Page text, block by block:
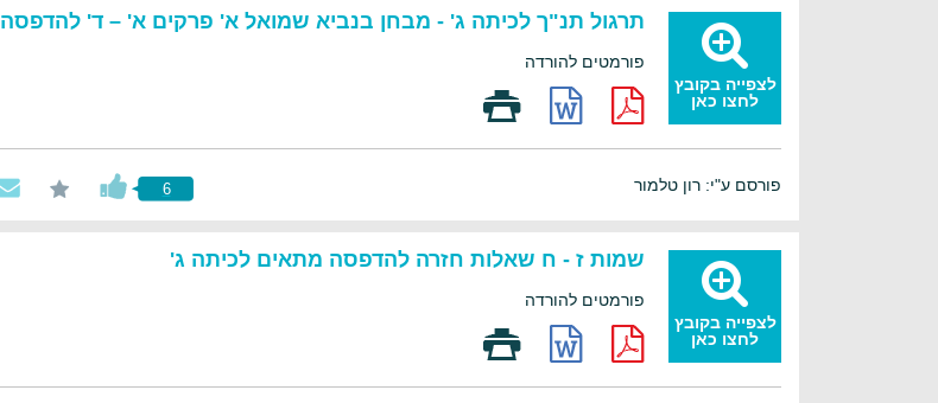
לצפייה בקובץ
לחצו כאן
תרגול תנ"ך לכיתה ג' - מבחן בנביא שמואל א' פרקים א' – ד' להדפסה
פורמטים להורדה
פורסם ע"י: רון טלמור 6
לצפייה בקובץ
לחצו כאן
שמות ז - ח שאלות חזרה להדפסה מתאים לכיתה ג'
פורמטים להורדה